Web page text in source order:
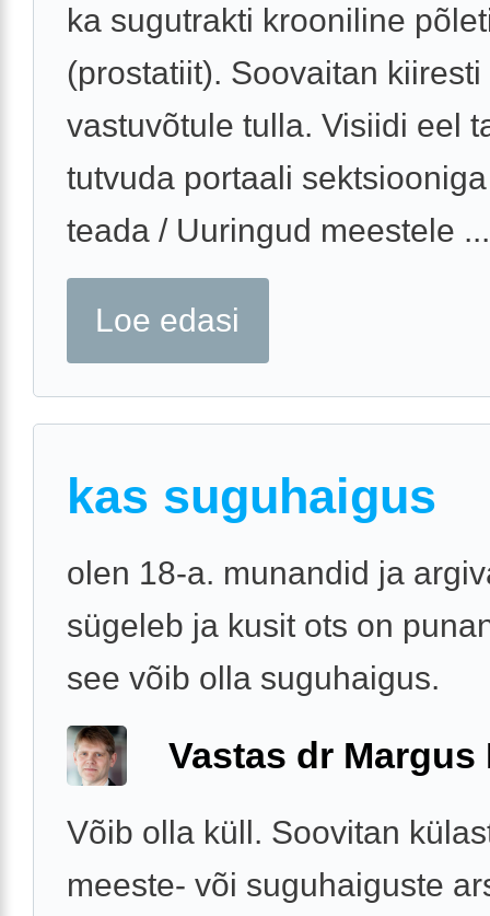
ka sugutrakti krooniline
(prostatiit). Soovaitan kiiresti
vastuvõtule tulla. Visiidi eel
tutvuda portaali
teada / Uuringud meestele ...
Loe edasi
kas suguhaigus
olen 18-a. munandid ja
sügeleb ja kusit ots on
see võib olla suguhaigus.
Vastas dr Margus
Võib olla küll. Soovitan
meeste- või suguhaiguste